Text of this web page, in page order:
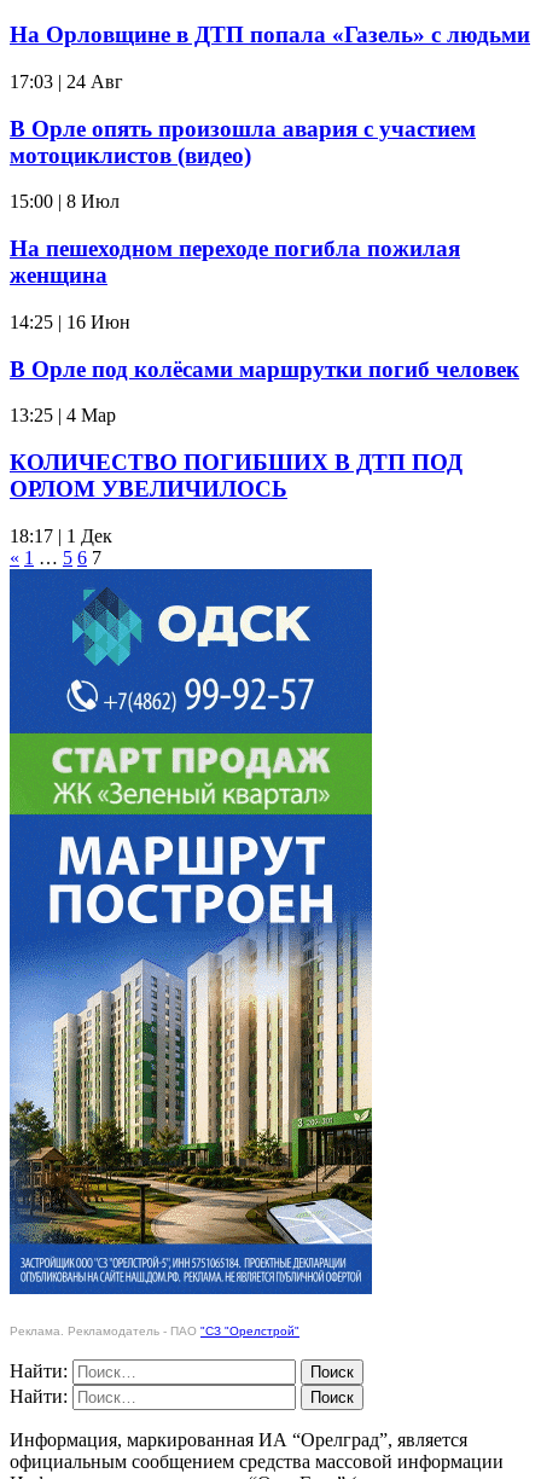
На Орловщине в ДТП попала «Газель» с людьми
17:03 | 24 Авг
В Орле опять произошла авария с участием
мотоциклистов (видео)
15:00 | 8 Июл
На пешеходном переходе погибла пожилая
женщина
14:25 | 16 Июн
В Орле под колёсами маршрутки погиб человек
13:25 | 4 Мар
КОЛИЧЕСТВО ПОГИБШИХ В ДТП ПОД
ОРЛОМ УВЕЛИЧИЛОСЬ
18:17 | 1 Дек
« 1 … 5 6 7
Реклама. Рекламодатель - ПАО "СЗ "Орелстрой"
Найти:
Найти:
Информация, маркированная ИА “Орелград”, является
официальным сообщением средства массовой информации